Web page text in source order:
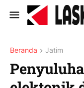
Beranda Jatim